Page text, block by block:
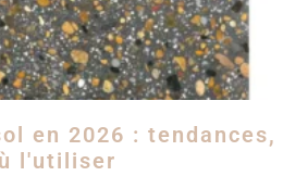
en 2026 : tendances,
l'utiliser